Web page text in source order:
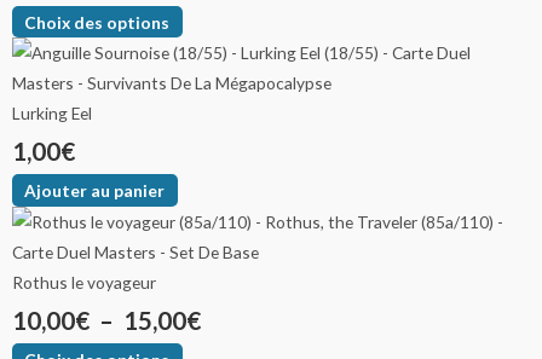
Choix des options
Lurking Eel
1,00€
Ajouter au panier
Rothus le voyageur
10,00€ – 15,00€